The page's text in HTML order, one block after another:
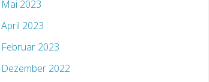
Mai 2023
April 2023
Februar 2023
Dezember 2022